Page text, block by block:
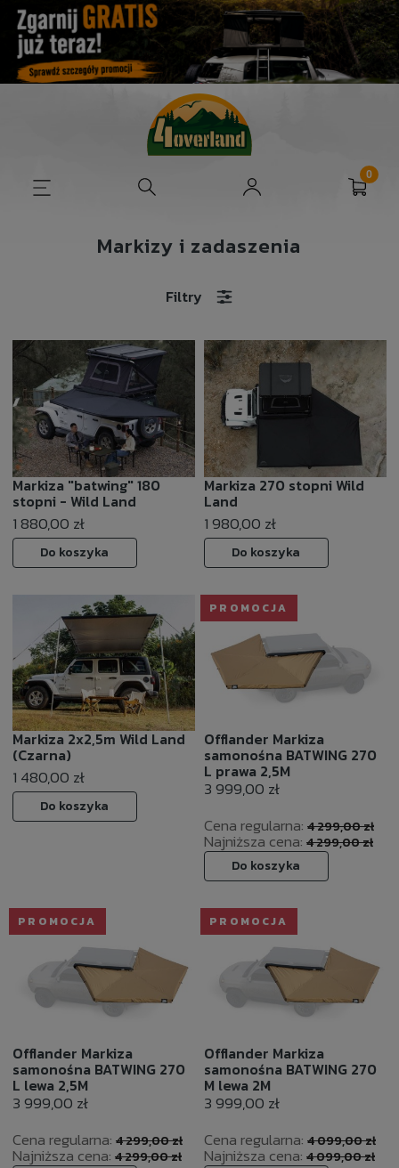
Markizy i zadaszenia
Filtry
Markiza "batwing" 180
stopni - Wild Land
1 880,00 zł
Do koszyka
Markiza 270 stopni Wild
Land
1 980,00 zł
Do koszyka
Markiza 2x2,5m Wild Land
(Czarna)
1 480,00 zł
Do koszyka
Offlander Markiza
samonośna BATWING 270
L prawa 2,5M
3 999,00 zł
Cena regularna: 4 299,00 zł
Najniższa cena: 4 299,00 zł
Do koszyka
PROMOCJA
Offlander Markiza
samonośna BATWING 270
L lewa 2,5M
3 999,00 zł
Cena regularna: 4 299,00 zł
Najniższa cena: 4 299,00 zł
PROMOCJA
Offlander Markiza
samonośna BATWING 270
M lewa 2M
3 999,00 zł
Cena regularna: 4 099,00 zł
Najniższa cena: 4 099,00 zł
PROMOCJA